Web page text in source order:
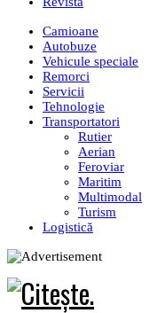
Camioane
Autobuze
Vehicule speciale
Remorci
Servicii
Tehnologie
Transportatori
Rutier
Aerian
Feroviar
Maritim
Multimodal
Turism
Logistică